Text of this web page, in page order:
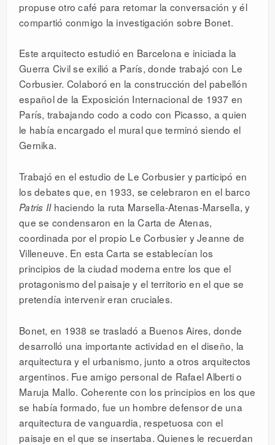
propuse otro café para retomar la conversación y él
compartió conmigo la investigación sobre Bonet.
Este arquitecto estudió en Barcelona e iniciada la
Guerra Civil se exilió a París, donde trabajó con Le
Corbusier. Colaboró en la construcción del pabellón
español de la Exposición Internacional de 1937 en
París, trabajando codo a codo con Picasso, a quien
le había encargado el mural que terminó siendo el
Gernika.
Trabajó en el estudio de Le Corbusier y participó en
los debates que, en 1933, se celebraron en el barco
Patris IIhaciendo la ruta Marsella-Atenas-Marsella, y
que se condensaron en la Carta de Atenas,
coordinada por el propio Le Corbusier y Jeanne de
Villeneuve. En esta Carta se establecían los
principios de la ciudad moderna entre los que el
protagonismo del paisaje y el territorio en el que se
pretendía intervenir eran cruciales.
Bonet, en 1938 se trasladó a Buenos Aires, donde
desarrolló una importante actividad en el diseño, la
arquitectura y el urbanismo, junto a otros arquitectos
argentinos. Fue amigo personal de Rafael Alberti o
Maruja Mallo. Coherente con los principios en los que
se había formado, fue un hombre defensor de una
arquitectura de vanguardia, respetuosa con el
paisaje en el que se insertaba. Quienes le recuerdan